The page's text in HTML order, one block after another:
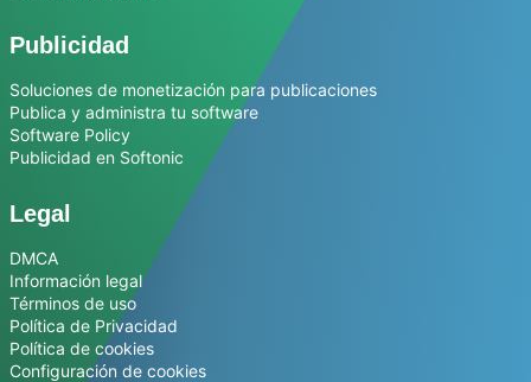
Publicidad
Soluciones de monetización para publicaciones
Publica y administra tu software
Software Policy
Publicidad en Softonic
Legal
DMCA
Información legal
Términos de uso
Política de Privacidad
Política de cookies
Configuración de cookies